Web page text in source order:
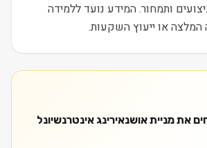
ותמחור. המידע נועד ללמידה
המלצה או ייעוץ השקעות.
את מניית אושנאירינג אינטרנשיונל